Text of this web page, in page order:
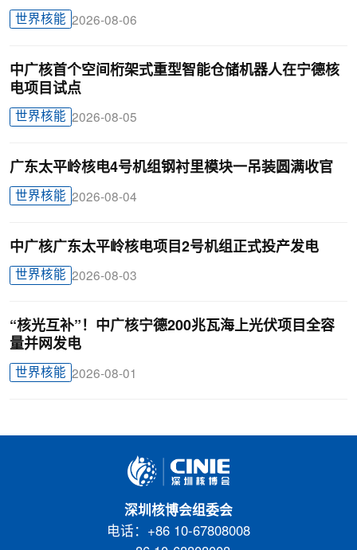
世界核能 2026-08-06
中广核首个空间桁架式重型智能仓储机器人在宁德核
电项目试点
世界核能 2026-08-05
广东太平岭核电4号机组钢衬里模块一吊装圆满收官
世界核能 2026-08-04
中广核广东太平岭核电项目2号机组正式投产发电
世界核能 2026-08-03
“核光互补”！中广核宁德200兆瓦海上光伏项目全容
量并网发电
世界核能 2026-08-01
深圳核博会组委会
电话：+86 10-67808008